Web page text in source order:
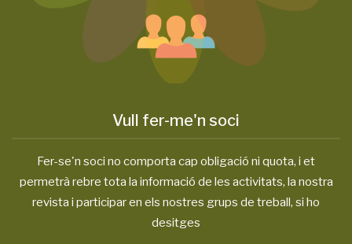
Vull fer-me'n soci
Fer-se'n soci no comporta cap obligació ni quota, i et
permetrà rebre tota la informació de les activitats, la nostra
revista i participar en els nostres grups de treball, si ho
desitges